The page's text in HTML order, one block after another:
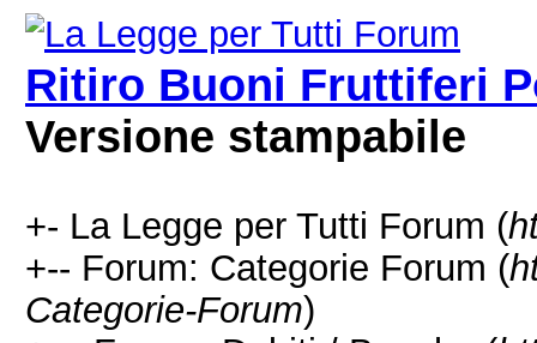
Ritiro Buoni Fruttiferi
Versione stampabile
+- La Legge per Tutti Forum (
+-- Forum: Categorie Forum (
Categorie-Forum)